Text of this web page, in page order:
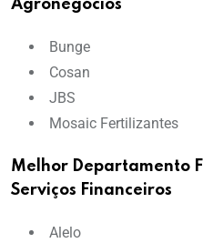
Agronegócios
Bunge
Cosan
JBS
Mosaic Fertilizantes
Melhor Departamento
Serviços Financeiros
Alelo